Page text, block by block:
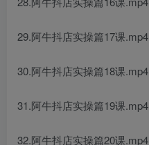
29.阿牛抖店实操篇17课.mp4
30.阿牛抖店实操篇18课.mp4
31.阿牛抖店实操篇19课.mp4
32.阿牛抖店实操篇20课.mp4